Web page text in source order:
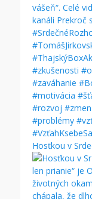
Hosťkou v